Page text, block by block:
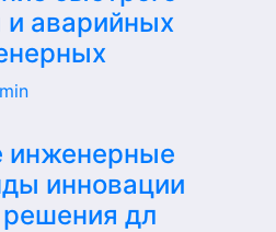
и аварийных
инженерные
инновации
дл